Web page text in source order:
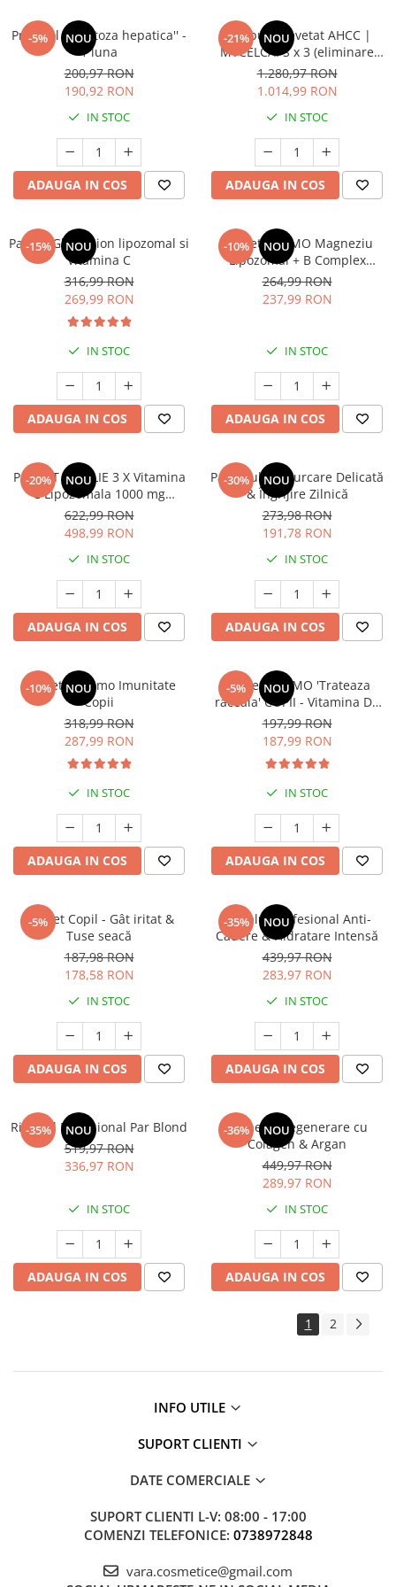
Chlorella
Electroliti
Produse Apicole
-5% NOU
Protocol ''Steatoza hepatica'' -
1 luna
200,97 RON
190,92 RON
IN STOC
ADAUGA IN COS
-21% NOU
Compus brevetat AHCC |
MYCELCAPS x 3 (eliminare
tulpini HPV,Imunomodulator
puternic în Cancer) * 80cps
1.280,97 RON
1.014,99 RON
IN STOC
ADAUGA IN COS
-15% NOU
Pachet Glutathion lipozomal si
Vitamina C
316,99 RON
269,99 RON
IN STOC
ADAUGA IN COS
-10% NOU
Pachet PROMO Magneziu
Lipozomal + B Complex
Lipozomal
264,99 RON
237,99 RON
IN STOC
ADAUGA IN COS
-20% NOU
PACHET FAMILIE 3 X Vitamina
C Lipozomala 1000 mg
LIPOSHELL® + Vitamina D
Lipozomala 4000 IU
622,99 RON
498,99 RON
IN STOC
ADAUGA IN COS
-30% NOU
Pachetul Descurcare Delicată
& Îngrijire Zilnică
273,98 RON
191,78 RON
IN STOC
ADAUGA IN COS
-10% NOU
Pachet II Promo Imunitate
Copii
318,99 RON
287,99 RON
IN STOC
ADAUGA IN COS
-5% NOU
Pachet PROMO 'Trateaza
raceala' COPII - Vitamina D3
4000 Ui + Vitamina C 500 mg
lipozomala
197,99 RON
187,99 RON
IN STOC
ADAUGA IN COS
-5%
Pachet Copil - Gât iritat &
Tuse seacă
187,98 RON
178,58 RON
IN STOC
ADAUGA IN COS
-35% NOU
Ritualul Profesional Anti-
Cădere & Hidratare Intensă
439,97 RON
283,97 RON
IN STOC
ADAUGA IN COS
-35% NOU
Ritualul Profesional Par Blond
519,97 RON
336,97 RON
IN STOC
ADAUGA IN COS
-36% NOU
Pachetul Regenerare cu
Colagen & Argan
449,97 RON
289,97 RON
IN STOC
ADAUGA IN COS
1 2
INFO UTILE
SUPORT CLIENTI
DATE COMERCIALE
SUPORT CLIENTI L-V: 08:00 - 17:00
COMENZI TELEFONICE: 0738972848
vara.cosmetice@gmail.com